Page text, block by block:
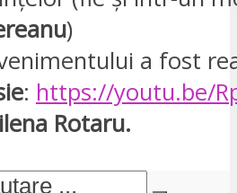
)
a fost
: https://youtu.be/
Rotaru.